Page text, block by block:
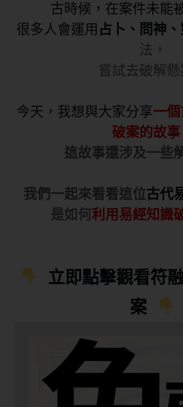
古時候，在案件未能
很多人會運用 占卜、問神
法，
嘗試去破解懸
今天，我想與大家分享一
破案的故事
這故事還涉及一些
我們一起來看看這位古代
是如何利用易經知識
立即點擊觀看符
案